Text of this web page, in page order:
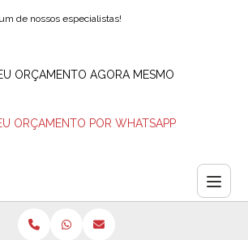
de nossos especialistas!
ORÇAMENTO AGORA MESMO
ORÇAMENTO POR WHATSAPP